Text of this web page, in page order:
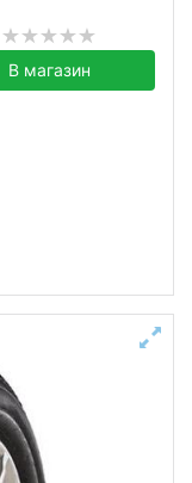
В магазин